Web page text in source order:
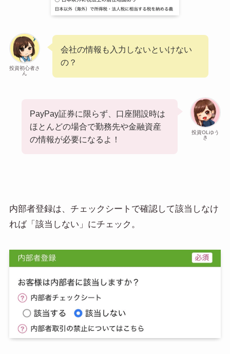
投資初心者さ
ん
会社の情報も入力しないといけない
の？
投資OLゆう
き
PayPay証券に限らず、口座開設時は
ほとんどの場合で勤務先や金融資産
の情報が必要になるよ！
内部者登録は、チェックシートで確認して該当しなけ
れば「該当しない」にチェック。